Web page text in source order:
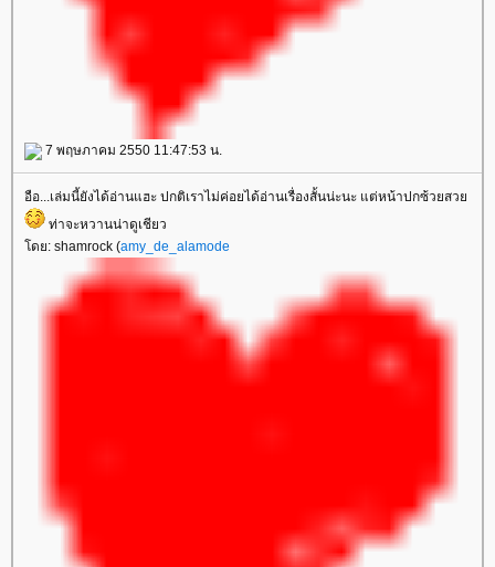
7 พฤษภาคม 2550 11:47:53 น.
อือ...เล่มนี้ยังได้อ่านแฮะ ปกติเราไม่ค่อยได้อ่านเรื่องสั้นน่ะนะ แต่หน้าปกซ้วยสว
ท่าจะหวานน่าดูเชียว
ดย: shamrock (amy_de_alamode